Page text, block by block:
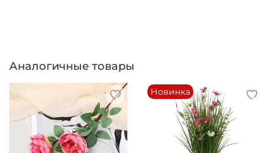
Аналогичные товары
Новинка